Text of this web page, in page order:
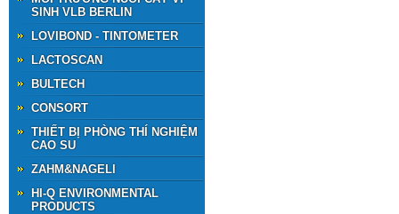
SINH VLB BERLIN
LOVIBOND - TINTOMETER
LACTOSCAN
BULTECH
CONSORT
THIẾT BỊ PHÒNG THÍ NGHIỆM
CAO SU
ZAHM&NAGELl
HI-Q ENVIRONMENTAL
PRODUCTS